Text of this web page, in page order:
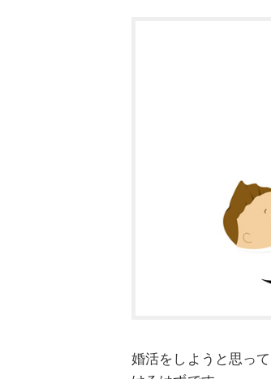
婚活をしようと思っ